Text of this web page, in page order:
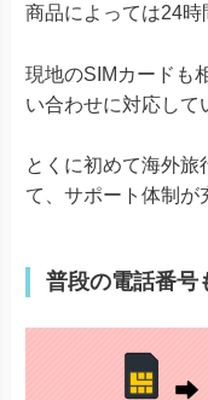
商品によっては24時
現地のSIMカードも
い合わせに対応して
とくに初めて海外旅
て、サポート体制が
普段の電話番号